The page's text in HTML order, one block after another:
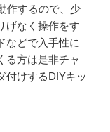
作するので、少
げなく操作をす
などで入手性に
る方は是非チャ
付けするDIYキッ